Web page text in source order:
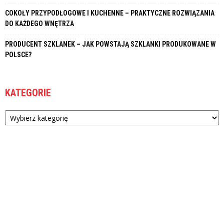
COKOŁY PRZYPODŁOGOWE I KUCHENNE – PRAKTYCZNE ROZWIĄZANIA
DO KAŻDEGO WNĘTRZA
PRODUCENT SZKLANEK – JAK POWSTAJĄ SZKLANKI PRODUKOWANE W
POLSCE?
KATEGORIE
Kategorie